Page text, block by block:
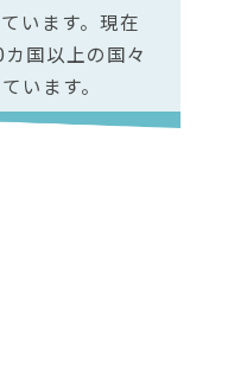
います。現在
国以上の国々
います。